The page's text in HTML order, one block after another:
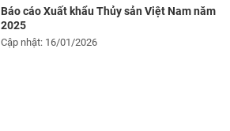
Báo cáo Xuất khẩu Thủy sản Việt Nam năm
2025
Cập nhật: 16/01/2026